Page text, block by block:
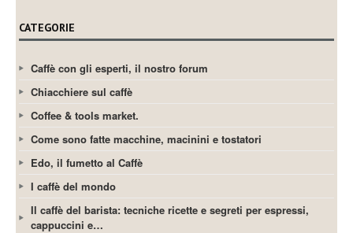
CATEGORIE
Caffè con gli esperti, il nostro forum
Chiacchiere sul caffè
Coffee & tools market.
Come sono fatte macchine, macinini e tostatori
Edo, il fumetto al Caffè
I caffè del mondo
Il caffè del barista: tecniche ricette e segreti per espressi,
cappuccini e…